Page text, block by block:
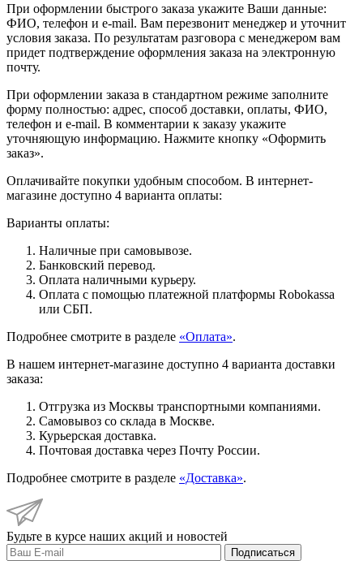
При оформлении быстрого заказа укажите Ваши данные:
ФИО, телефон и e-mail. Вам перезвонит менеджер и уточнит
условия заказа. По результатам разговора с менеджером вам
придет подтверждение оформления заказа на электронную
почту.
При оформлении заказа в стандартном режиме заполните
форму полностью: адрес, способ доставки, оплаты, ФИО,
телефон и e-mail. В комментарии к заказу укажите
уточняющую информацию. Нажмите кнопку «Оформить
заказ».
Оплачивайте покупки удобным способом. В интернет-
магазине доступно 4 варианта оплаты:
Варианты оплаты:
Наличные при самовывозе.
Банковский перевод.
Оплата наличными курьеру.
Оплата с помощью платежной платформы Robokassa
или СБП.
Подробнее смотрите в разделе «Оплата».
В нашем интернет-магазине доступно 4 варианта доставки
заказа:
Отгрузка из Москвы транспортными компаниями.
Самовывоз со склада в Москве.
Курьерская доставка.
Почтовая доставка через Почту России.
Подробнее смотрите в разделе «Доставка».
Будьте в курсе наших акций и новостей
Подписаться